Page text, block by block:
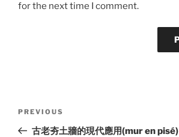
for the next time I comment.
Previous
Post
PREVIOUS
古老夯土牆的現代應用(mur en pisé)